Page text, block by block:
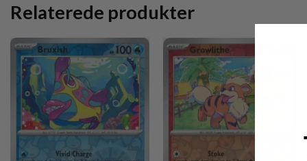
Relaterede produkter